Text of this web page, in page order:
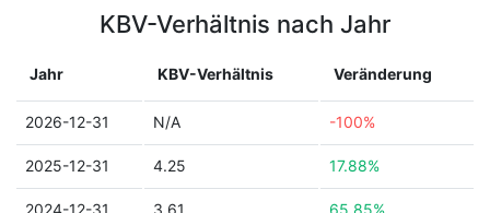
KBV-Verhältnis nach Jahr
Jahr KBV-Verhältnis Veränderung
2026-12-31 N/A -100%
2025-12-31 4.25 17.88%
2024-12-31 3.61 65.85%